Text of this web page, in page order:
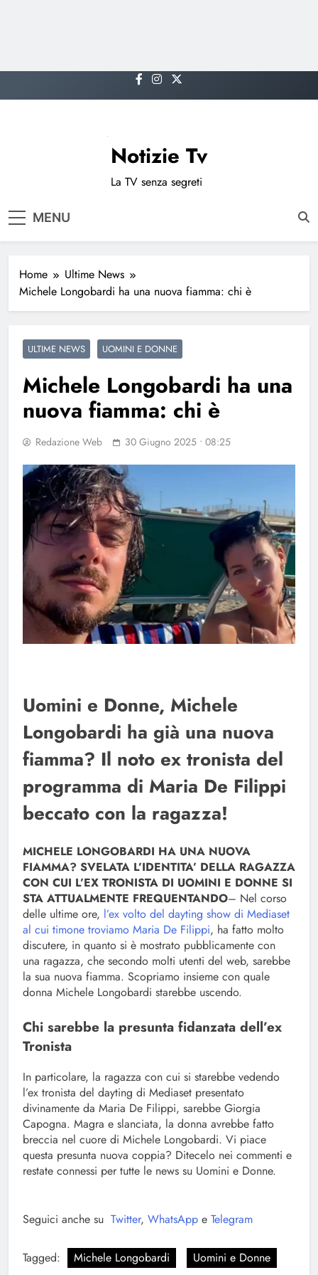
to
Notizie Tv
La TV senza segreti
MENU
Home
Ultime News
Michele Longobardi ha una nuova fiamma: chi è
ULTIME NEWS UOMINI E DONNE
Michele Longobardi ha una
nuova fiamma: chi è
Redazione Web 30 Giugno 2025 • 08:25
Uomini e Donne, Michele
Longobardi ha già una nuova
fiamma? Il noto ex tronista del
programma di Maria De Filippi
beccato con la ragazza!
MICHELE LONGOBARDI HA UNA NUOVA
FIAMMA? SVELATA L’IDENTITA’ DELLA RAGAZZA
CON CUI L’EX TRONISTA DI UOMINI E DONNE SI
STA ATTUALMENTE FREQUENTANDO– Nel corso
delle ultime ore, l’ex volto del dayting show di Mediaset
al cui timone troviamo Maria De Filippi, ha fatto molto
discutere, in quanto si è mostrato pubblicamente con
una ragazza, che secondo molti utenti del web, sarebbe
la sua nuova fiamma. Scopriamo insieme con quale
donna Michele Longobardi starebbe uscendo.
Chi sarebbe la presunta fidanzata dell’ex
Tronista
In particolare, la ragazza con cui si starebbe vedendo
l’ex tronista del dayting di Mediaset presentato
divinamente da Maria De Filippi, sarebbe Giorgia
Capogna. Magra e slanciata, la donna avrebbe fatto
breccia nel cuore di Michele Longobardi. Vi piace
questa presunta nuova coppia? Ditecelo nei commenti e
restate connessi per tutte le news su Uomini e Donne.
Seguici anche su Twitter, WhatsApp e Telegram
Tagged: Michele Longobardi Uomini e Donne